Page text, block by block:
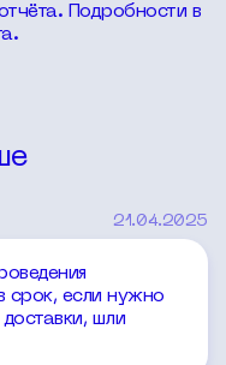
Подробности в
21.04.2025
срок, если нужно
шли